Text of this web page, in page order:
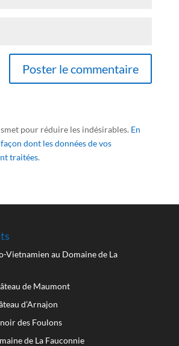
pour réduire les indésirables. En
dont les données de vos
traitées.
Vietnamien au Domaine de La
de Maumont
d’Arnajon
des Foulons
de La Fauconnie